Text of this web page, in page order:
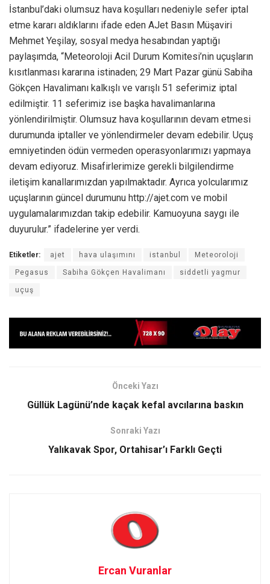
İstanbul’daki olumsuz hava koşulları nedeniyle sefer iptal
etme kararı aldıklarını ifade eden AJet Basın Müşaviri
Mehmet Yeşilay, sosyal medya hesabından yaptığı
paylaşımda, “Meteoroloji Acil Durum Komitesi’nin uçuşların
kısıtlanması kararına istinaden; 29 Mart Pazar günü Sabiha
Gökçen Havalimanı kalkışlı ve varışlı 51 seferimiz iptal
edilmiştir. 11 seferimiz ise başka havalimanlarına
yönlendirilmiştir. Olumsuz hava koşullarının devam etmesi
durumunda iptaller ve yönlendirmeler devam edebilir. Uçuş
emniyetinden ödün vermeden operasyonlarımızı yapmaya
devam ediyoruz. Misafirlerimize gerekli bilgilendirme
iletişim kanallarımızdan yapılmaktadır. Ayrıca yolcularımız
uçuşlarının güncel durumunu http://ajet.com ve mobil
uygulamalarımızdan takip edebilir. Kamuoyuna saygı ile
duyurulur.” ifadelerine yer verdi.
Etiketler: ajet hava ulaşımını istanbul Meteoroloji
Pegasus Sabiha Gökçen Havalimanı siddetli yagmur
uçuş
Önceki Yazı
Güllük Lagünü’nde kaçak kefal avcılarına baskın
Sonraki Yazı
Yalıkavak Spor, Ortahisar’ı Farklı Geçti
Ercan Vuranlar